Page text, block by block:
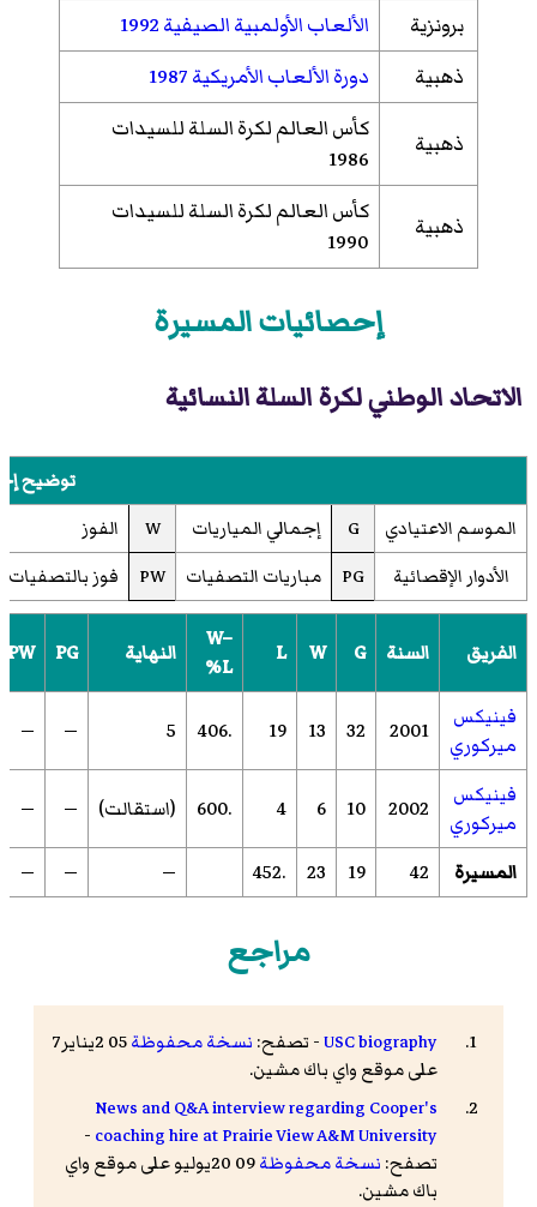
برونزية
الألعاب الأولمبية الصيفية 1992
ذهبية
دورة الألعاب الأمريكية 1987
ذهبية
كأس العالم لكرة السلة للسيدات
1986
ذهبية
كأس العالم لكرة السلة للسيدات
1990
إحصائيات المسيرة
الاتحاد الوطني لكرة السلة النسائية
توضيح
الموسم الاعتيادي
G إجمالي المياريات W
الفوز
الأدوار الإقصائية
PG مباريات التصفيات PW فوز بالتصفيات
الفريق السنة G
W
L
W–
L%
النهاية PG
PW
فينيكس
ميركوري
2001
32
13
19
.406
5
—
—
فينيكس
ميركوري
2002
10
6
4
.600 (استقالت) —
—
المسيرة 42
19
23
.452
—
—
—
مراجع
USC biography- تصفح: نسخة محفوظة
05 2يناير7
على موقع واي باك مشين.
News and Q&A interview regarding Cooper's
coaching hire at Prairie View A&M University
-
تصفح: نسخة محفوظة
09 20يوليو على موقع واي
باك مشين.